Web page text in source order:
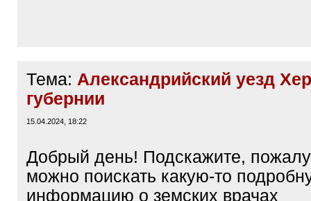
Тема: Александрийский уезд
губернии
15.04.2024, 18:22
Добрый день! Подскажите,
можно поискать какую-то
информацию о земских врачах